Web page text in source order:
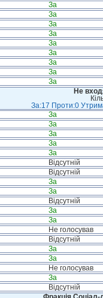
За
За
За
За
За
За
За
За
За
Не
За:17 Проти:0
За
За
За
За
За
Відсутній
Відсутній
За
За
Відсутній
За
За
Не голосував
Відсутній
За
За
Не голосував
За
Відсутній